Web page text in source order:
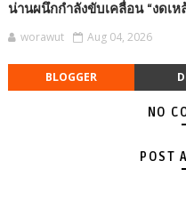
น่านผนึกกำลังขับเคลื่อน “งดเห
worawut Aug 04, 2026
BLOGGER
NO
POST